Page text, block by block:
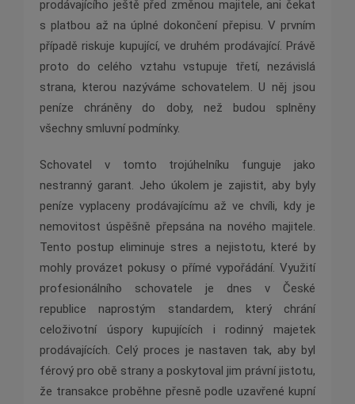
prodávajícího ještě před změnou majitele, ani čekat
s platbou až na úplné dokončení přepisu. V prvním
případě riskuje kupující, ve druhém prodávající. Právě
proto do celého vztahu vstupuje třetí, nezávislá
strana, kterou nazýváme schovatelem. U něj jsou
peníze chráněny do doby, než budou splněny
všechny smluvní podmínky.
Schovatel v tomto trojúhelníku funguje jako
nestranný garant. Jeho úkolem je zajistit, aby byly
peníze vyplaceny prodávajícímu až ve chvíli, kdy je
nemovitost úspěšně přepsána na nového majitele.
Tento postup eliminuje stres a nejistotu, které by
mohly provázet pokusy o přímé vypořádání. Využití
profesionálního schovatele je dnes v České
republice naprostým standardem, který chrání
celoživotní úspory kupujících i rodinný majetek
prodávajících. Celý proces je nastaven tak, aby byl
férový pro obě strany a poskytoval jim právní jistotu,
že transakce proběhne přesně podle uzavřené kupní